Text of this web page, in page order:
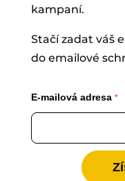
kampaní.
Stačí zadat váš
do emailové
E-mailová adresa *